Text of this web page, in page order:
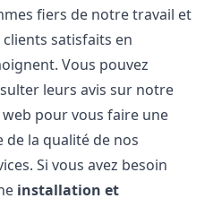
fiers de notre travail et
clients satisfaits en
Vous pouvez
leurs avis sur notre
pour vous faire une
de la qualité de nos
Si vous avez besoin
installation et